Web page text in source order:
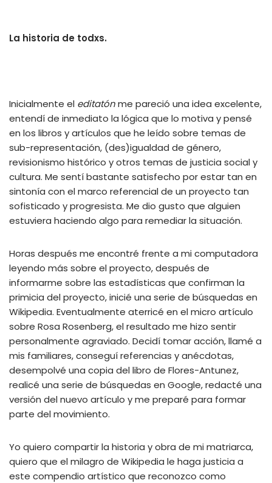
La historia de todxs.
Inicialmente el editatónme pareció una idea excelente,
entendí de inmediato la lógica que lo motiva y pensé
en los libros y artículos que he leído sobre temas de
sub-representación, (des)igualdad de género,
revisionismo histórico y otros temas de justicia social y
cultura. Me sentí bastante satisfecho por estar tan en
sintonía con el marco referencial de un proyecto tan
sofisticado y progresista. Me dio gusto que alguien
estuviera haciendo algo para remediar la situación.
Horas después me encontré frente a mi computadora
leyendo más sobre el proyecto, después de
informarme sobre las estadísticas que confirman la
primicia del proyecto, inicié una serie de búsquedas en
Wikipedia. Eventualmente aterricé en el micro artículo
sobre Rosa Rosenberg, el resultado me hizo sentir
personalmente agraviado. Decidí tomar acción, llamé a
mis familiares, conseguí referencias y anécdotas,
desempolvé una copia del libro de Flores-Antunez,
realicé una serie de búsquedas en Google, redacté una
versión del nuevo artículo y me preparé para formar
parte del movimiento.
Yo quiero compartir la historia y obra de mi matriarca,
quiero que el milagro de Wikipedia le haga justicia a
este compendio artístico que reconozco como